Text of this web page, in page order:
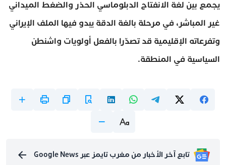
يجمع بين لغة الانفتاح الدبلوماسي الحذر والضغط الميداني
غير المباشر، في مرحلة بالغة الدقة يبدو فيها الملف الإيراني
وتفرعاته الإقليمية قد تصدّرا بالفعل أولويات واشنطن
السياسية في المنطقة.
تابع آخر الأخبار من مغرب تايمز عبر Google News